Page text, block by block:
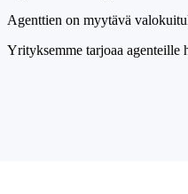
Agenttien on myytävä
Yrityksemme tarjoaa agenteille